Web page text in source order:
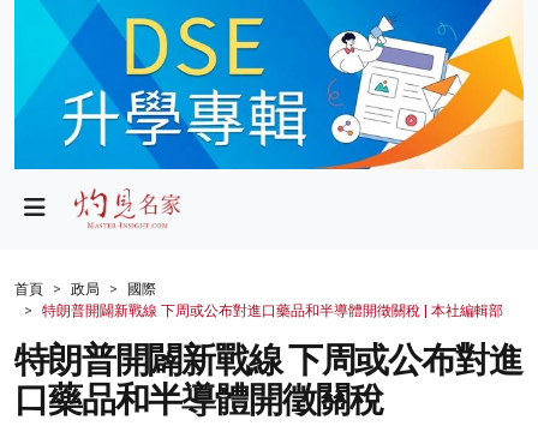
政局
財經
生活
健康
商業
首頁 政局
國際
特朗普開闢新戰線 下周或公布對進口藥品和半導體開徵關稅 | 本社編輯部
特朗普開闢新戰線 下周或公布對進
口藥品和半導體開徵關稅